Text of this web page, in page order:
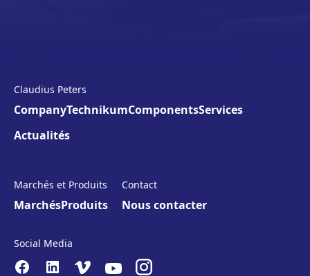
Claudius Peters
CompanyTechnikumComponentsServices
Actualités
Marchés et Produits
MarchésProduits
Contact
Nous contacter
Social Media